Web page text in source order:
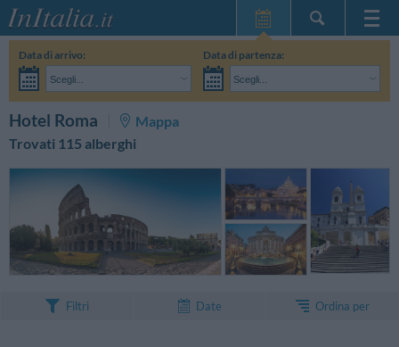
Home Page
Le mie Prenotazioni
InItalia Club
Data di arrivo:
Scegli...
Data di partenza:
Scegli...
Hotel Roma
Mappa
Trovati 115 alberghi
Filtri Date Ordina per